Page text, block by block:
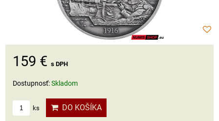
159 € s DPH
Dostupnosť:Skladom
ks DO KOŠÍKA